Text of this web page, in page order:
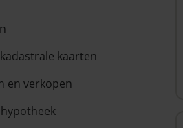
kaarten
en verkopen